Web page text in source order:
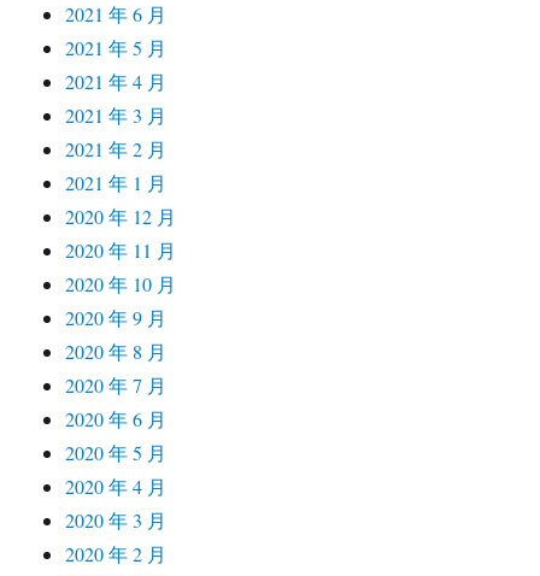
2021 年 6 月
2021 年 5 月
2021 年 4 月
2021 年 3 月
2021 年 2 月
2021 年 1 月
2020 年 12 月
2020 年 11 月
2020 年 10 月
2020 年 9 月
2020 年 8 月
2020 年 7 月
2020 年 6 月
2020 年 5 月
2020 年 4 月
2020 年 3 月
2020 年 2 月